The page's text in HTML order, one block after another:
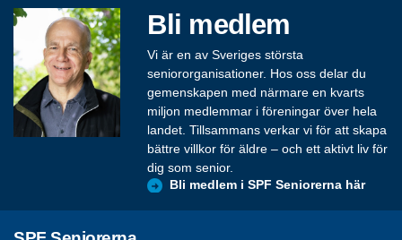
Bli medlem
Vi är en av Sveriges största
seniororganisationer. Hos oss delar du
gemenskapen med närmare en kvarts
miljon medlemmar i föreningar över hela
landet. Tillsammans verkar vi för att skapa
bättre villkor för äldre – och ett aktivt liv för
dig som senior.
Bli medlem i SPF Seniorerna här